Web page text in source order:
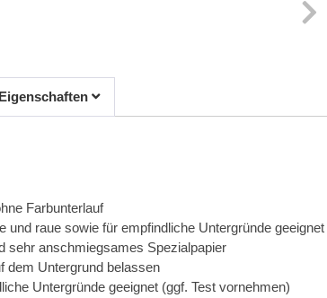
Eigenschaften
Farbunterlauf
und raue sowie für empfindliche Untergründe geeignet
sehr anschmiegsames Spezialpapier
dem Untergrund belassen
Untergründe geeignet (ggf. Test vornehmen)